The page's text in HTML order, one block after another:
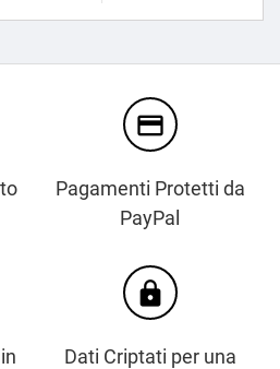
credit_card
Pagamenti Protetti da
PayPal
https
Dati Criptati per una